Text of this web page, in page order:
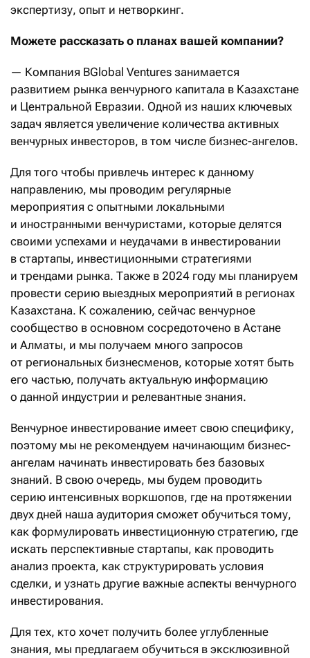
экспертизу, опыт и нетворкинг.
Можете рассказать о планах вашей компании?
— Компания BGlobal Ventures занимается
развитием рынка венчурного капитала в Казахстане
и Центральной Евразии. Одной из наших ключевых
задач является увеличение количества активных
венчурных инвесторов, в том числе бизнес-ангелов.
Для того чтобы привлечь интерес к данному
направлению, мы проводим регулярные
мероприятия с опытными локальными
и иностранными венчуристами, которые делятся
своими успехами и неудачами в инвестировании
в стартапы, инвестиционными стратегиями
и трендами рынка. Также в 2024 году мы планируем
провести серию выездных мероприятий в регионах
Казахстана. К сожалению, сейчас венчурное
сообщество в основном сосредоточено в Астане
и Алматы, и мы получаем много запросов
от региональных бизнесменов, которые хотят быть
его частью, получать актуальную информацию
о данной индустрии и релевантные знания.
Венчурное инвестирование имеет свою специфику,
поэтому мы не рекомендуем начинающим бизнес-
ангелам начинать инвестировать без базовых
знаний. В свою очередь, мы будем проводить
серию интенсивных воркшопов, где на протяжении
двух дней наша аудитория сможет обучиться тому,
как формулировать инвестиционную стратегию, где
искать перспективные стартапы, как проводить
анализ проекта, как структурировать условия
сделки, и узнать другие важные аспекты венчурного
инвестирования.
Для тех, кто хочет получить более углубленные
знания, мы предлагаем обучиться в эксклюзивной